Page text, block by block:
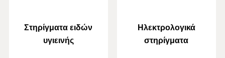
Στηρίγματα ειδών
υγιεινής
Ηλεκτρολογικά
στηρίγματα